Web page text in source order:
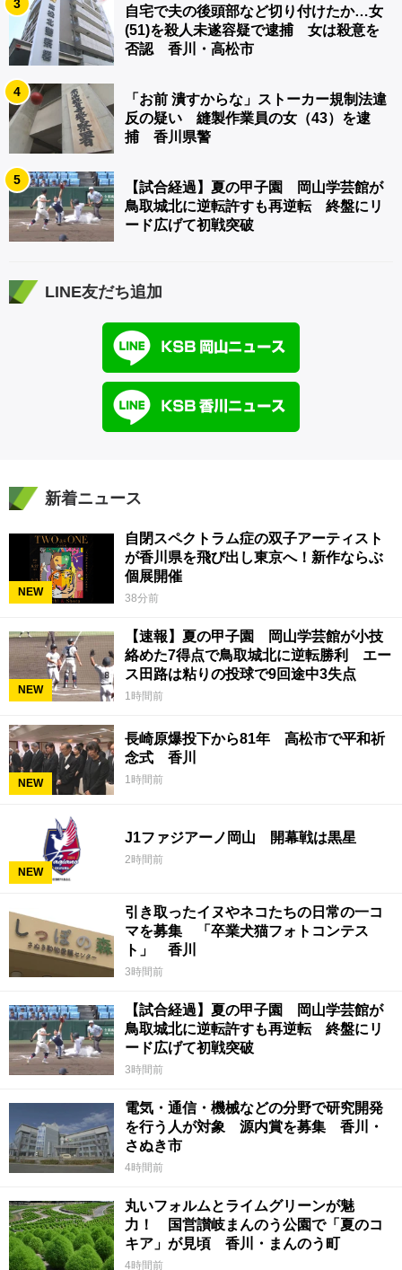
3
自宅で夫の後頭部など切り付けたか…女
(51)を殺人未遂容疑で逮捕 女は殺意を
否認 香川・高松市
4
「お前 潰すからな」ストーカー規制法違
反の疑い 縫製作業員の女（43）を逮
捕 香川県警
5
【試合経過】夏の甲子園 岡山学芸館が
鳥取城北に逆転許すも再逆転 終盤にリ
ード広げて初戦突破
LINE友だち追加
新着ニュース
NEW
自閉スペクトラム症の双子アーティスト
が香川県を飛び出し東京へ！新作ならぶ
個展開催
38分前
NEW
【速報】夏の甲子園 岡山学芸館が小技
絡めた7得点で鳥取城北に逆転勝利 エー
ス田路は粘りの投球で9回途中3失点
1時間前
NEW
長崎原爆投下から81年 高松市で平和祈
念式 香川
1時間前
NEW
J1ファジアーノ岡山 開幕戦は黒星
2時間前
引き取ったイヌやネコたちの日常の一コ
マを募集 「卒業犬猫フォトコンテス
ト」 香川
3時間前
【試合経過】夏の甲子園 岡山学芸館が
鳥取城北に逆転許すも再逆転 終盤にリ
ード広げて初戦突破
3時間前
電気・通信・機械などの分野で研究開発
を行う人が対象 源内賞を募集 香川・
さぬき市
4時間前
丸いフォルムとライムグリーンが魅
力！ 国営讃岐まんのう公園で「夏のコ
キア」が見頃 香川・まんのう町
4時間前